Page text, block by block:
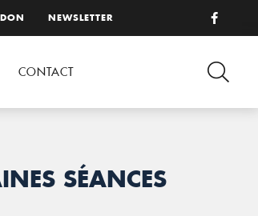
NEWSLETTER
CONTACT
SÉANCES